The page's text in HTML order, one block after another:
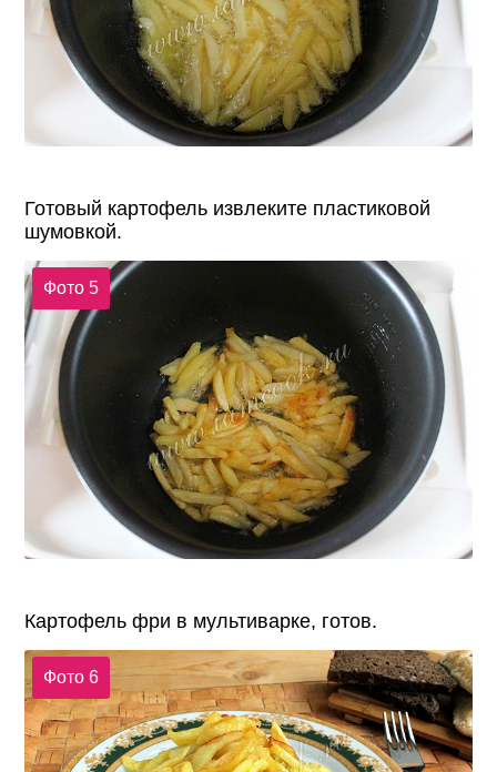
Готовый картофель извлеките пластиковой
шумовкой.
Фото 5
Картофель фри в мультиварке, готов.
Фото 6